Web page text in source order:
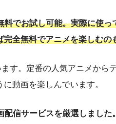
でお試し可能。実際に使っ
全無料でアニメを楽しむの
す。定番の人気アニメから
動画を楽しんでいます。
信サービスを厳選しました。